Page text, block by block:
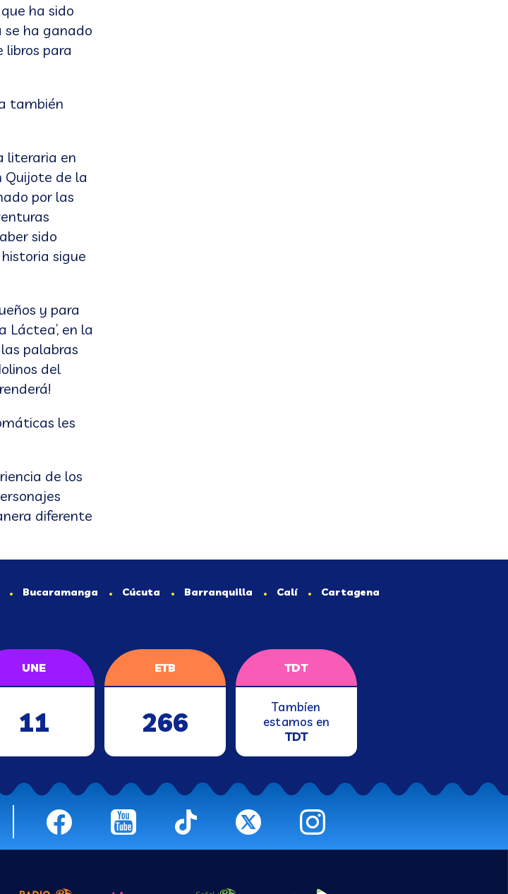
ha sido
se ha ganado
libros para
también
literaria en
Quijote de la
por las
sido
sigue
y para
en la
palabras
del
les
de los
diferente
Bucaramanga Cúcuta Barranquilla Calí Cartagena
UNE
11
ETB
266
TDT
Tambíen
estamos en
TDT